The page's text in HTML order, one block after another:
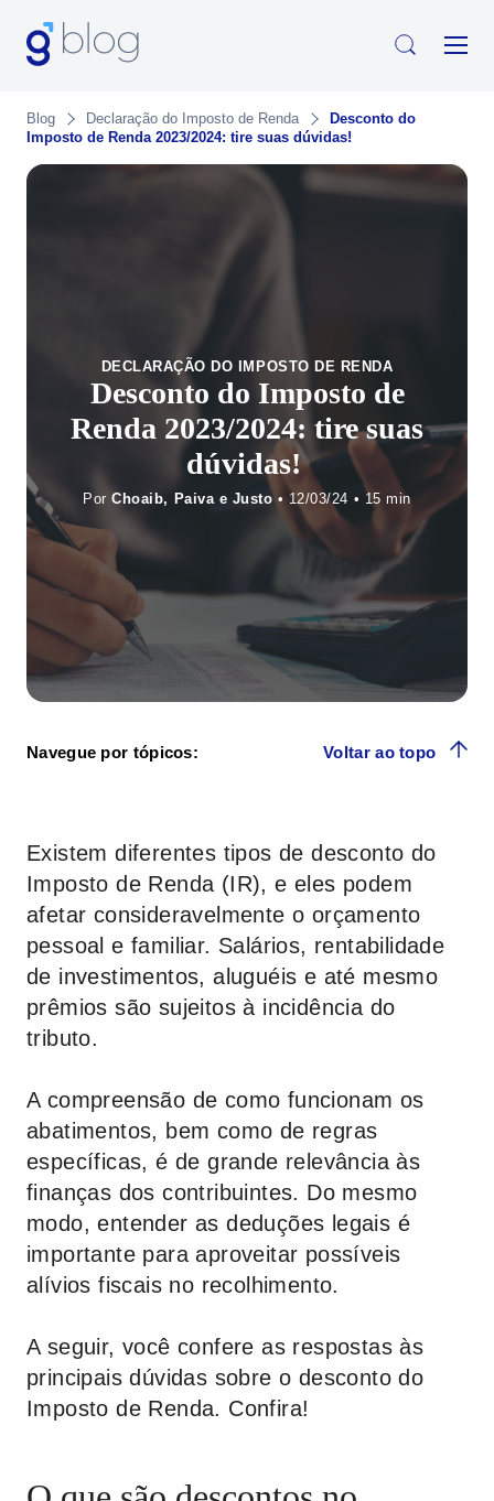
Blog Declaração do Imposto de Renda
Desconto do
Imposto de Renda 2023/2024: tire suas dúvidas!
DECLARAÇÃO DO IMPOSTO DE RENDA
Desconto do Imposto de
Renda 2023/2024: tire suas
dúvidas!
PorChoaib, Paiva e Justo• 12/03/24 •
Navegue por tópicos: Voltar ao topo
Existem diferentes tipos de desconto do
Imposto de Renda (IR), e eles podem
afetar consideravelmente o orçamento
pessoal e familiar. Salários, rentabilidade
de investimentos, aluguéis e até mesmo
prêmios são sujeitos à incidência do
tributo.
A compreensão de como funcionam os
abatimentos, bem como de regras
específicas, é de grande relevância às
finanças dos contribuintes. Do mesmo
modo, entender as deduções legais é
importante para aproveitar possíveis
alívios fiscais no recolhimento.
A seguir, você confere as respostas às
principais dúvidas sobre o desconto do
Imposto de Renda. Confira!